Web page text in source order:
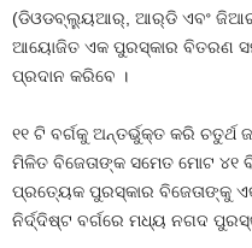
(ଡିଓଡବ୍ଲ୍ୟୁଆର୍‌, ଆର୍‌ଡି ଏବଂ ଜିଆର୍‌)
ଆୟୋଜିତ ଏକ ପୁରସ୍କାର ବିତରଣ
ପ୍ରଦାନ କରିବେ ।
୧୧ ଟି ବର୍ଗକୁ ଅନ୍ତର୍ଭୁକ୍ତ କରି ଚତୁର୍ଥ
ମିଳିତ ବିଜେତାଙ୍କ ସମେତ ମୋଟ ୪୧
ପ୍ରତ୍ୟେକ ପୁରସ୍କାର ବିଜେତାଙ୍କୁ
ନିର୍ଦ୍ଦିଷ୍ଟ ବର୍ଗରେ ମଧ୍ୟ ନଗଦ